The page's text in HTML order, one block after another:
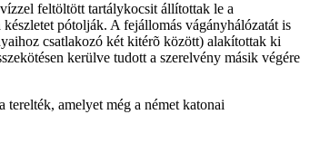
feltöltött tartálykocsit állítottak le a
pótolják. A fejállomás vágányhálózatát is
csatlakozó két kitérõ között) alakítottak ki
kerülve tudott a szerelvény másik végére
amelyet még a német katonai